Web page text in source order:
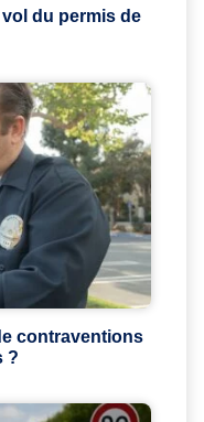
vol du permis de
contraventions
?